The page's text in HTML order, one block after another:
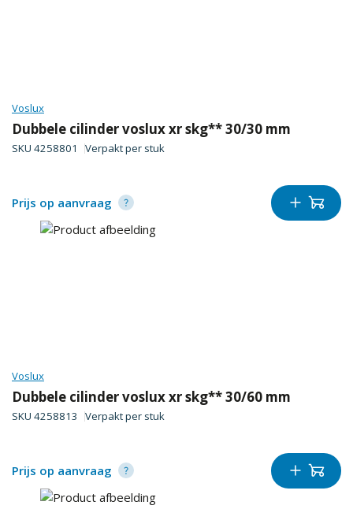
Voslux
Dubbele cilinder voslux xr skg** 30/30 mm
SKU 4258801 Verpakt per stuk
Prijs op aanvraag
Voslux
Dubbele cilinder voslux xr skg** 30/60 mm
SKU 4258813 Verpakt per stuk
Prijs op aanvraag